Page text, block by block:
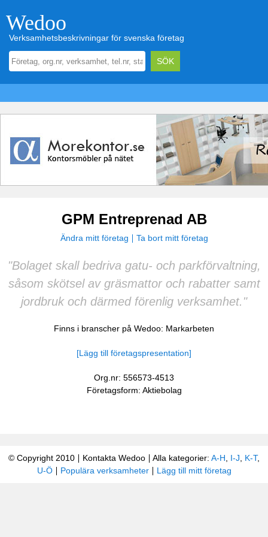
Wedoo
Verksamhetsbeskrivningar för svenska företag
GPM Entreprenad AB
Ändra mitt företag Ta bort mitt företag
"Bolaget skall bedriva gatu- och parkförvaltning,
såsom skötsel av gräsmattor och rabatter samt
jordbruk och därmed förenlig verksamhet."
Finns i branscher på Wedoo: Markarbeten
[Lägg till företagspresentation]
Org.nr: 556573-4513
Företagsform: Aktiebolag
© Copyright 2010 Kontakta Wedoo Alla kategorier: A-H I-J K-T,
U-Ö
Populära verksamheter Lägg till mitt företag